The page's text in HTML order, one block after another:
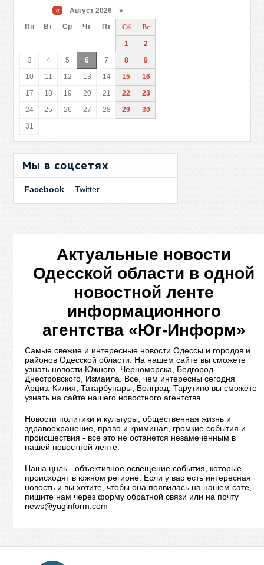
« Август 2026 »
Пн
Вт Ср Чт Пт Сб
Вс
1
2
3
4 5 6 7 8
9
10
11 12 13 14 15
16
17
18 19 20 21 22
23
24
25 26 27 28 29
30
31
Мы в соцсетях
Facebook Twitter
Актуальные новости
Одесской области в одной
новостной ленте
информационного
агентства «Юг-Информ»
Самые свежие и интересные новости Одессы и городов и
районов Одесской области. На нашем сайте вы сможете
узнать новости Южного, Черноморска, Бедгород-
Днестровского, Измаила. Все, чем интересны сегодня
Арциз, Килия, Татарбунары, Болград, Тарутино вы сможете
узнать на сайте нашего новостного агентства.
Новости политики и культуры, общественная жизнь и
здравоохранение, право и криминал, громкие события и
происшествия - все это не останется незамеченным в
нашей новостной ленте.
Наша цнль - объективное освещение события, которые
происходят в южном регионе. Если у вас есть интересная
новость и вы хотите, чтобы она появилась на нашем сате,
пишите нам через форму обратной связи или на почту
news@yuginform.com